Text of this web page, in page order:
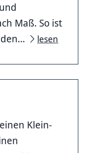
Maß. So ist
lesen
Klein-